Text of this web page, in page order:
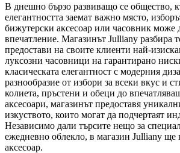
В днешно бързо развиващо се общество,
елегантността заемат важно място,
бижутерски аксесоар или часовник може
впечатление. Магазинът Julliany разбира
предостави на своите клиенти най-
луксозни часовници на гарантирано
класическата елегантност с модерния
разнообразие от избори за всеки вкус и
колиета, пръстени и обеци до
аксесоари, магазинът предоставя
изкуството, които могат да подчертаят
Независимо дали търсите нещо за
ежедневно облекло, в магазин Julliany ще
аксесоар.